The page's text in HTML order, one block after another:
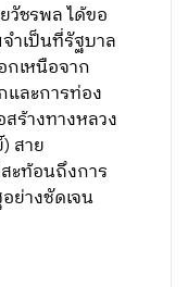
วัชรพล ได้ขอ
ำเป็นที่รัฐบาล
กเหนือจาก
และการท่อง
ร้างทางหลวง
สาย
ะท้อนถึงการ
ย่างชัดเจน